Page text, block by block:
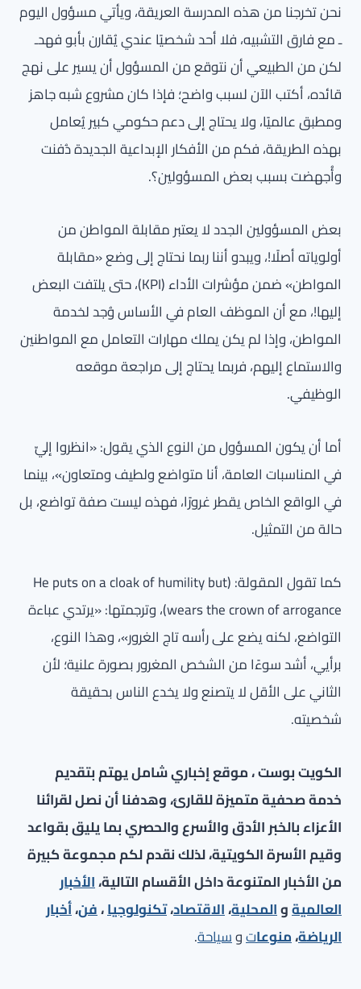
نحن تخرجنا من هذه المدرسة العريقة، ويأتي مسؤول اليوم
ـ مع فارق التشبيه، فلا أحد شخصيًا عندي يُقارن بأبو فهدـ
لكن من الطبيعي أن نتوقع من المسؤول أن يسير على نهج
قائده، أكتب الآن لسبب واضح؛ فإذا كان مشروع شبه جاهز
ومطبق عالميًا، ولا يحتاج إلى دعم حكومي كبير يُعامل
بهذه الطريقة، فكم من الأفكار الإبداعية الجديدة دُفنت
وأُجهضت بسبب بعض المسؤولين؟.
بعض المسؤولين الجدد لا يعتبر مقابلة المواطن من
أولوياته أصلًا!، ويبدو أننا ربما نحتاج إلى وضع «مقابلة
المواطن» ضمن مؤشرات الأداء (KPI)، حتى يلتفت البعض
إليها!، مع أن الموظف العام في الأساس وُجد لخدمة
المواطن، وإذا لم يكن يملك مهارات التعامل مع المواطنين
والاستماع إليهم، فربما يحتاج إلى مراجعة موقعه
الوظيفي.
أما أن يكون المسؤول من النوع الذي يقول: «انظروا إليّ
في المناسبات العامة، أنا متواضع ولطيف ومتعاون»، بينما
في الواقع الخاص يقطر غرورًا، فهذه ليست صفة تواضع، بل
حالة من التمثيل.
كما تقول المقولة: (He puts on a cloak of humility but
wears the crown of arrogance)، وترجمتها: «يرتدي عباءة
التواضع، لكنه يضع على رأسه تاج الغرور»، وهذا النوع،
برأيي، أشد سوءًا من الشخص المغرور بصورة علنية؛ لأن
الثاني على الأقل لا يتصنع ولا يخدع الناس بحقيقة
شخصيته.
الكويت بوست ، موقع إخباري شامل يهتم بتقديم
خدمة صحفية متميزة للقارئ، وهدفنا أن نصل لقرائنا
الأعزاء بالخبر الأدق والأسرع والحصري بما يليق بقواعد
وقيم الأسرة الكويتية، لذلك نقدم لكم مجموعة كبيرة
من الأخبار المتنوعة داخل الأقسام التالية،الأخبار
العالميةوالمحلية،الاقتصاد،تكنولوجيا،فن،أخبار
الرياضة،منوعاتوسياحة.